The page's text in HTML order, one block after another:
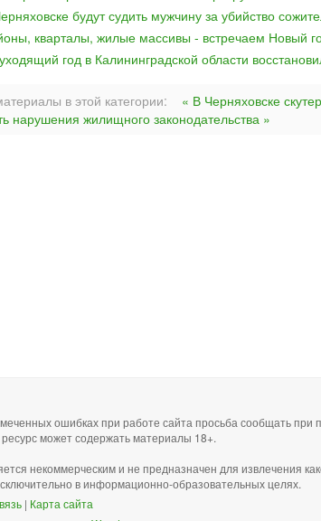
будут судить мужчину за убийство
кварталы, жилые массивы - встречаем Новый
год в Калининградской области
в этой категории: « В Черняховске
нарушения жилищного законодательства »
ошибках при работе сайта просьба сообщать
может содержать материалы 18+.
некоммерческим и не предназначен для извлечения
в информационно-образовательных целях.
| Карта сайта